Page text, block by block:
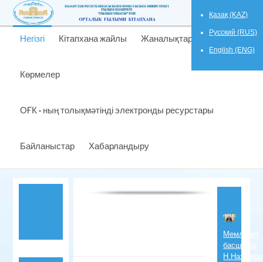
Қазақ (KAZ)
Русский (RUS)
English (ENG)
Негізгі Кітапхана жайлы Жаналықтар
Көрмелер
ОҒК - ның толықмәтінді электронды ресурстары
Байланыстар Хабарландыру
Мемлекет
басшысы